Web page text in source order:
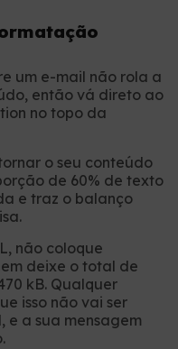
um e-mail não rola a
então vá direto ao
no topo da
o seu conteúdo
de 60% de texto
e traz o balanço
não coloque
deixe o total de
kB. Qualquer
isso não vai ser
e a sua mensagem